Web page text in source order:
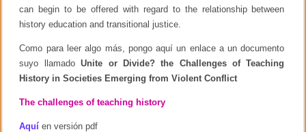
can begin to be offered with regard to the relationship between
history education and transitional justice.
Como para leer algo más, pongo aquí un enlace a un documento
suyo llamadoUnite or Divide? the Challenges of Teaching
History in Societies Emerging from Violent Conflict
The challenges of teaching history
Aquí en versión pdf